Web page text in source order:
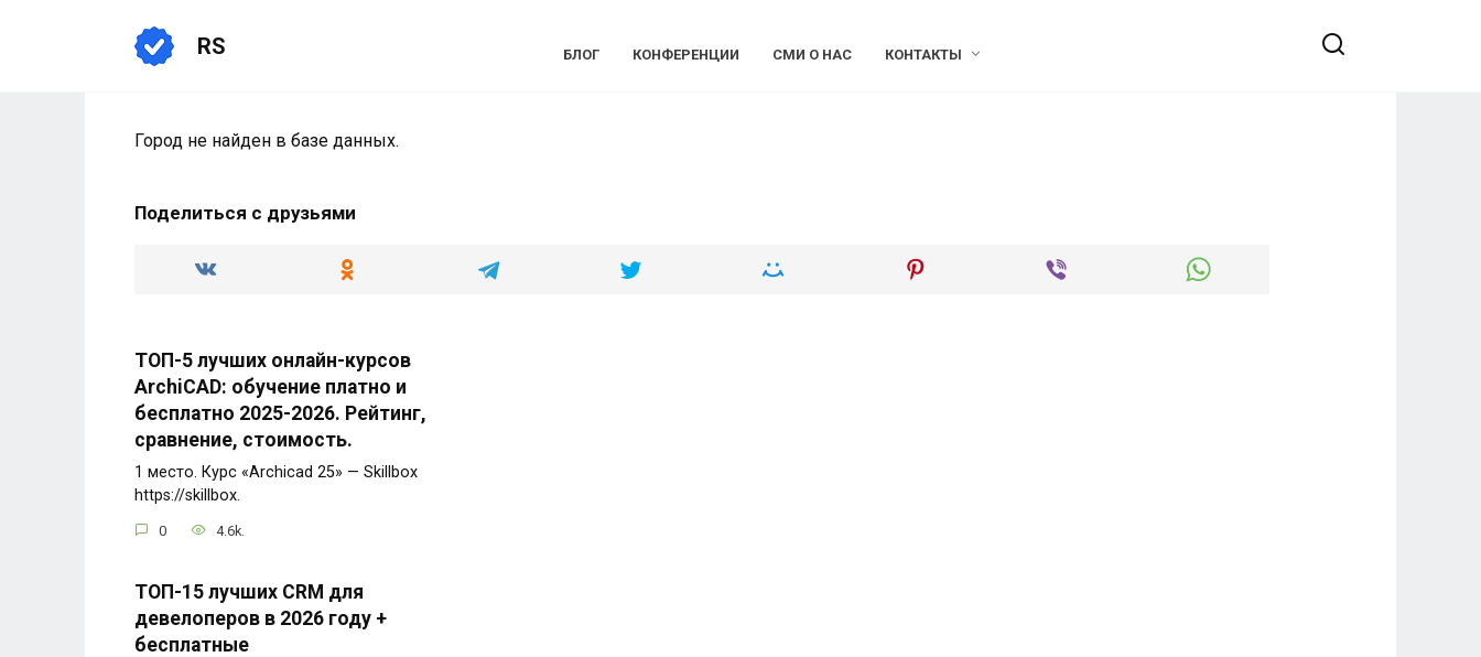
RS БЛОГ КОНФЕРЕНЦИИ СМИ О НАС КОНТАКТЫ
Город не найден в базе данных.
Поделиться с друзьями
ТОП-5 лучших онлайн-курсов
ArchiCAD: обучение платно и
бесплатно 2025-2026. Рейтинг,
сравнение, стоимость.
1 место. Курс «Archicad 25» — Skillbox
https://skillbox.
0 4.6k.
ТОП-15 лучших CRM для
девелоперов в 2026 году +
бесплатные